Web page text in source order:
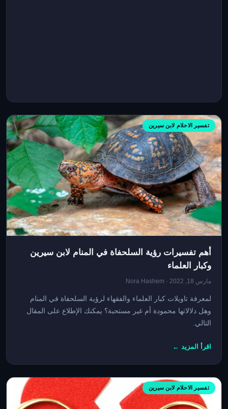
تفسير الاحلام لابن سيرين
أهم تفسيرات رؤية السلحفاة في المنام لابن سيرين
وكبار العلماء
مارس 18, 2022 · Nora Hashem
لمعرفة تاويلات كبار العلماء والفقهاء لرؤية السلحفاة في المنام
وهل دﻻﻻتها محمودة أم غير مستحبة؟ يمكنك الإطلاع على المقال
التالي.
اقرأ المزيد ←
تفسير الاحلام لابن سيرين